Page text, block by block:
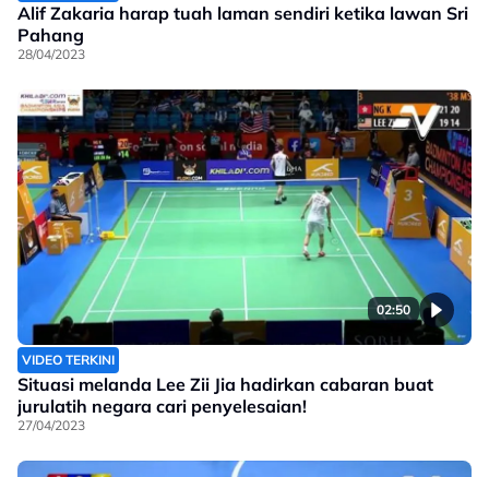
Alif Zakaria harap tuah laman sendiri ketika lawan Sri
Pahang
28/04/2023
02:50
VIDEO TERKINI
Situasi melanda Lee Zii Jia hadirkan cabaran buat
jurulatih negara cari penyelesaian!
27/04/2023